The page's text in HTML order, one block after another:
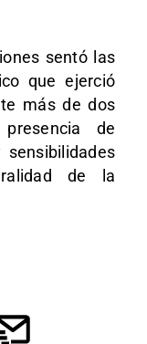
sentó las
que ejerció
más de dos
de
de la